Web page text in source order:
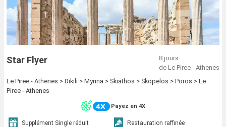
Star Flyer
8 jours
de Le Piree - Athenes
Le Piree - Athenes > Dikili > Myrina > Skiathos > Skopelos > Poros > Le
Piree - Athenes
Payez en 4X
Supplément Single réduit
Restauration raffinée